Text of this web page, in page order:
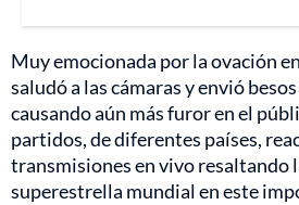
Muy emocionada por la ovación
saludó a las cámaras y envió
causando aún más furor en el
partidos, de diferentes países,
transmisiones en vivo resaltando
superestrella mundial en este